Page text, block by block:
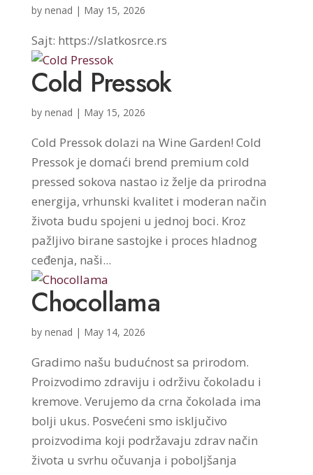
by nenad | May 15, 2026
Sajt: https://slatkosrce.rs
Cold Pressok
by nenad | May 15, 2026
Cold Pressok dolazi na Wine Garden! Cold
Pressok je domaći brend premium cold
pressed sokova nastao iz želje da prirodna
energija, vrhunski kvalitet i moderan način
života budu spojeni u jednoj boci. Kroz
pažljivo birane sastojke i proces hladnog
ceđenja, naši...
Chocollama
by nenad | May 14, 2026
Gradimo našu budućnost sa prirodom.
Proizvodimo zdraviju i održivu čokoladu i
kremove. Verujemo da crna čokolada ima
bolji ukus. Posvećeni smo isključivo
proizvodima koji podržavaju zdrav način
života u svrhu očuvanja i poboljšanja